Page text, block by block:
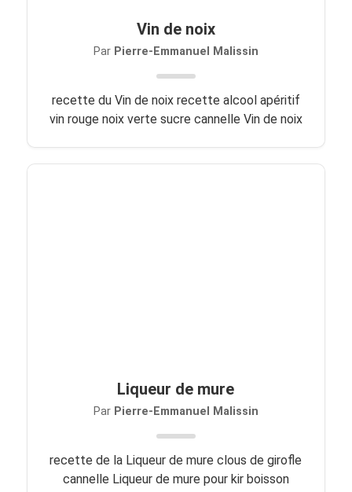
Vin de noix
Par Pierre-Emmanuel Malissin
recette du Vin de noix recette alcool apéritif
vin rouge noix verte sucre cannelle Vin de noix
Liqueur de mure
Par Pierre-Emmanuel Malissin
recette de la Liqueur de mure clous de girofle
cannelle Liqueur de mure pour kir boisson